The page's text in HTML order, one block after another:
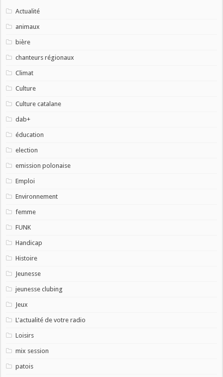
Actualité
animaux
bière
chanteurs régionaux
Climat
Culture
Culture catalane
dab+
éducation
election
emission polonaise
Emploi
Environnement
femme
FUNK
Handicap
Histoire
Jeunesse
jeunesse clubing
Jeux
L'actualité de votre radio
Loisirs
mix session
patois